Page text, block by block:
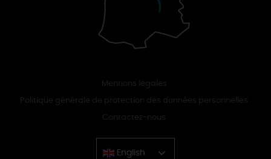
Mentions légales
Politique générale de protection des données personnelles
Contactez-nous
English